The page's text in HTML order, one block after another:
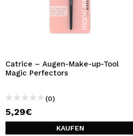
Catrice – Augen-Make-up-Tool
Magic Perfectors
(0)
5,29€
KAUFEN